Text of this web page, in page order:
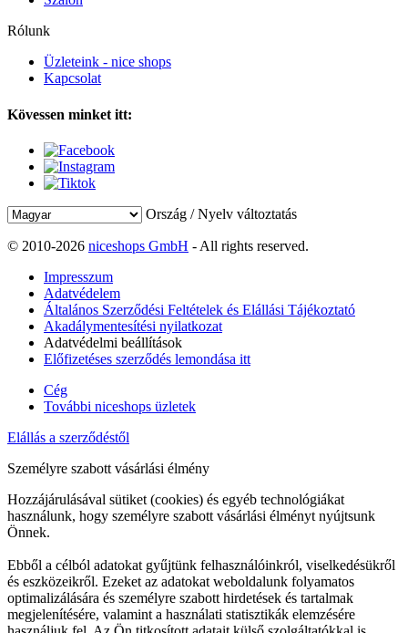
Rólunk
Üzleteink - nice shops
Kapcsolat
Kövessen minket itt:
Ország / Nyelv változtatás
© 2010-2026 niceshops GmbH - All rights reserved.
Impresszum
Adatvédelem
Általános Szerződési Feltételek és Elállási Tájékoztató
Akadálymentesítési nyilatkozat
Adatvédelmi beállítások
Előfizetéses szerződés lemondása itt
Cég
További niceshops üzletek
Elállás a szerződéstől
Személyre szabott vásárlási élmény
Hozzájárulásával sütiket (cookies) és egyéb technológiákat
használunk, hogy személyre szabott vásárlási élményt nyújtsunk
Önnek.
Ebből a célból adatokat gyűjtünk felhasználóinkról, viselkedésükről
és eszközeikről. Ezeket az adatokat weboldalunk folyamatos
optimalizálására és személyre szabott hirdetések és tartalmak
megjelenítésére, valamint a használati statisztikák elemzésére